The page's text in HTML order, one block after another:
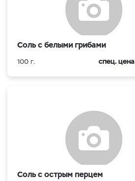
Соль с белыми грибами
100 г. спец. цена
Соль с острым перцем